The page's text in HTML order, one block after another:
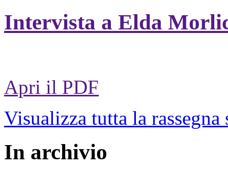
Intervista a Elda
Apri il PDF
Visualizza tutta la rassegna
In archivio